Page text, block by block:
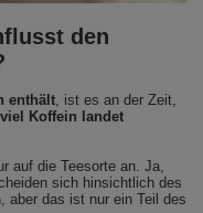
den
enthält, ist es an der Zeit,
Koffein landet
auf die Teesorte an. Ja,
sich hinsichtlich des
aber das ist nur ein Teil des